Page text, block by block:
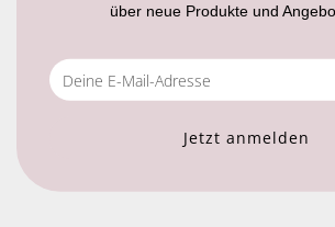
über neue Produkte und